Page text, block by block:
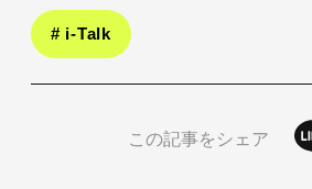
# i-Talk
この記事をシェア